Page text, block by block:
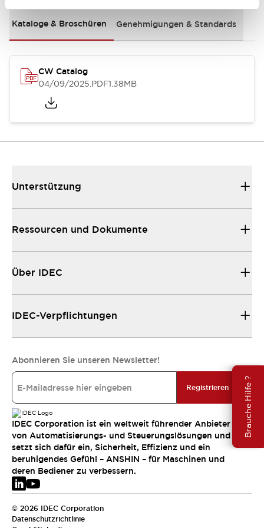
Brauche Hilfe ?
Kataloge & Broschüren Genehmigungen & Standards
CW Catalog
04/09/2025.PDF1.38MB
Unterstützung
Ressourcen und Dokumente
Über IDEC
IDEC-Verpflichtungen
Abonnieren Sie unseren Newsletter!
Registrieren
IDEC Corporation ist ein weltweit führender Anbieter
von Automatisierungs- und Steuerungslösungen und
setzt sich dafür ein, Sicherheit, Effizienz und ein
beruhigendes Gefühl – ANSHIN – für Maschinen und
deren Bediener zu verbessern.
© 2026 IDEC Corporation
Datenschutzrichtlinie